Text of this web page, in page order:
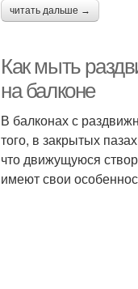
читать дальше →
Как мыть
на балконе
В балконах с
того, в закрытых
что движущуюся
имеют свои